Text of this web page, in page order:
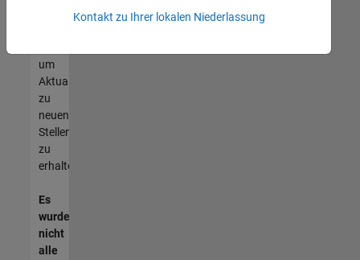
unseres
um
Aktualisierungen
zu
neuen
Stellenangeboten
zu
erhalten.
Es
wurden
nicht
alle
Kontakt zu Ihrer lokalen Niederlassung